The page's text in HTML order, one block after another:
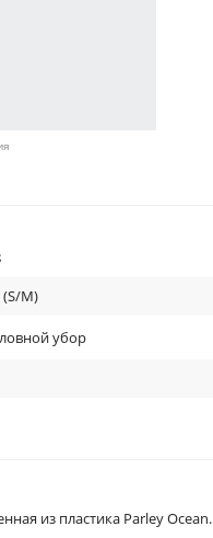
M)
убор
из пластика Parley Ocean.